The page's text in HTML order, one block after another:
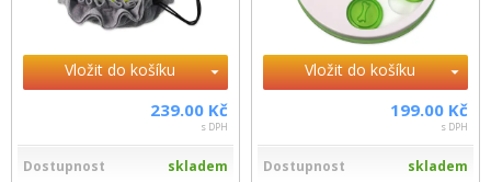
Vložit do košíku
239.00 Kč
s DPH
Dostupnost skladem
Vložit do košíku
199.00 Kč
s DPH
Dostupnost skladem